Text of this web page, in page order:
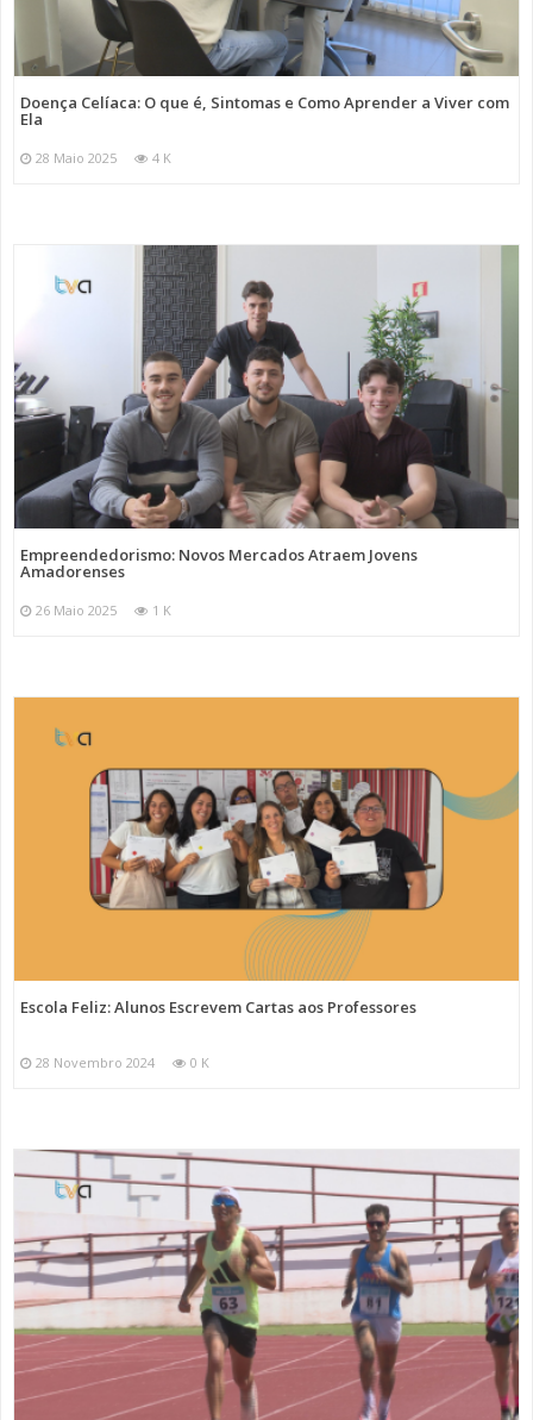
Doença Celíaca: O que é, Sintomas e Como Aprender a Viver com
Ela
28 Maio 2025 4 K
Empreendedorismo: Novos Mercados Atraem Jovens
Amadorenses
26 Maio 2025 1 K
Escola Feliz: Alunos Escrevem Cartas aos Professores
28 Novembro 2024 0 K